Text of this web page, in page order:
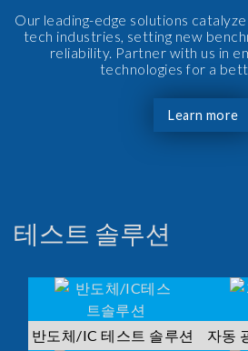
Our leading-edge solutions
tech industries, setting new
reliability. Partner with us in
technologies for a
Learn more
테스트 솔루션
반도체/IC 테스트 솔루션 자동